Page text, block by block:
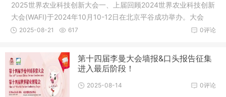
2025世界农业科技创新大会一、上届回顾2024世界农业科技创新
大会(WAFI)于2024年10月10-12日在北京平谷成功举办。大会
以“创新农
0评论
2025-08-21 617
第十四届李曼大会墙报&口头报告征集
进入最后阶段！
0评论
2025-08-14